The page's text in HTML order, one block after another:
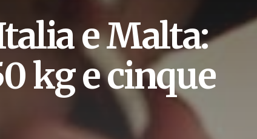
e Malta:
kg e cinque